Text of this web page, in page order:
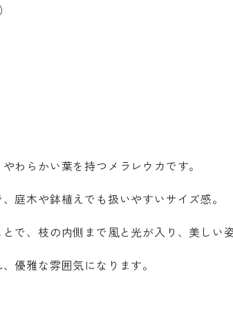
わらかい葉を持つメラレウカです。
庭木や鉢植えでも扱いやすいサイズ感。
で、枝の内側まで風と光が入り、美しい
優雅な雰囲気になります。